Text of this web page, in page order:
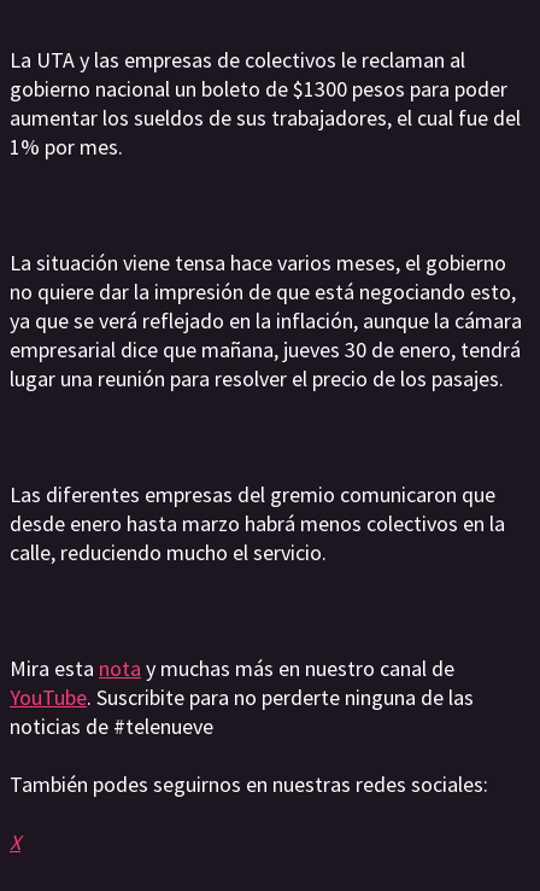
La UTA y las empresas de colectivos le reclaman al
gobierno nacional un boleto de $1300 pesos para poder
aumentar los sueldos de sus trabajadores, el cual fue del
1% por mes.
La situación viene tensa hace varios meses, el gobierno
no quiere dar la impresión de que está negociando esto,
ya que se verá reflejado en la inflación, aunque la cámara
empresarial dice que mañana, jueves 30 de enero, tendrá
lugar una reunión para resolver el precio de los pasajes.
Las diferentes empresas del gremio comunicaron que
desde enero hasta marzo habrá menos colectivos en la
calle, reduciendo mucho el servicio.
Mira esta nota y muchas más en nuestro canal de
YouTube. Suscribite para no perderte ninguna de las
noticias de #telenueve
También podes seguirnos en nuestras redes sociales:
X